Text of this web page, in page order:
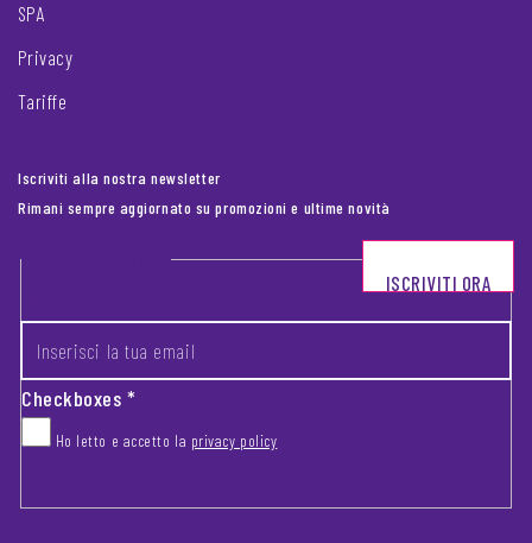
SPA
Privacy
Tariffe
Iscriviti alla nostra newsletter
Rimani sempre aggiornato su promozioni e ultime novità
Footer newsletter
Checkboxes*
Ho letto e accetto la privacy policy
ISCRIVITI ORA